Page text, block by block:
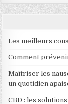
Les meilleurs
Comment
Maîtriser les
un quotidien
CBD : les